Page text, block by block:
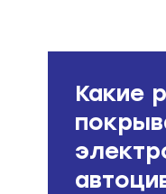
Какие